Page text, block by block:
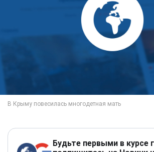
Будьте первыми в курсе